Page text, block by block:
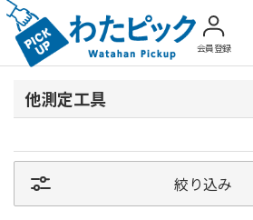
会員登録
他測定工具
絞り込み